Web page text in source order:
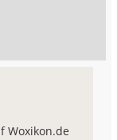
Woxikon.de